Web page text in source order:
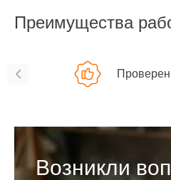
Преимущества
Возникли